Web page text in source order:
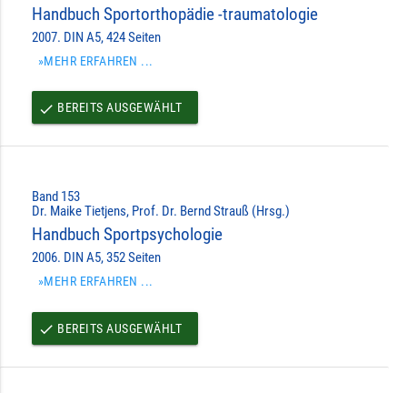
Handbuch Sportorthopädie -traumatologie
2007. DIN A5, 424 Seiten
»MEHR ERFAHREN ...
done BEREITS AUSGEWÄHLT
Band 153
Dr. Maike Tietjens, Prof. Dr. Bernd Strauß (Hrsg.)
Handbuch Sportpsychologie
2006. DIN A5, 352 Seiten
»MEHR ERFAHREN ...
done BEREITS AUSGEWÄHLT